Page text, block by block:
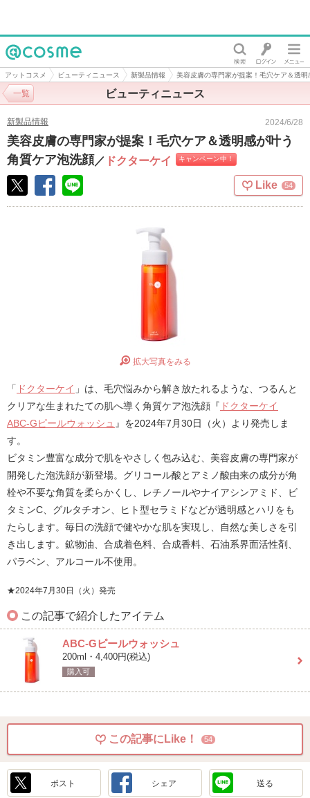
@cosme
アットコスメ ビューティニュース 新製品情報 美容皮膚の専門家が提案！毛穴ケア＆透
ビューティニュース
一覧
新製品情報 2024/6/28
美容皮膚の専門家が提案！毛穴ケア＆透明感が叶う
角質ケア泡洗顔／ ドクターケイ キャンペーン中！
Like 54
拡大写真をみる
「 ドクターケイ 」は、毛穴悩みから解き放たれるような、つるんと
クリアな生まれたての肌へ導く角質ケア泡洗顔『 ドクターケイ
ABC-Gピールウォッシュ 』を2024年7月30日（火）より発売しま
す。
ビタミン豊富な成分で肌をやさしく包み込む、美容皮膚の専門家が
開発した泡洗顔が新登場。グリコール酸とアミノ酸由来の成分が角
栓や不要な角質を柔らかくし、レチノールやナイアシンアミド、ビ
タミンC、グルタチオン、ヒト型セラミドなどが透明感とハリをも
たらします。毎日の洗顔で健やかな肌を実現し、自然な美しさを引
き出します。鉱物油、合成着色料、合成香料、石油系界面活性剤、
パラベン、アルコール不使用。
★2024年7月30日（火）発売
この記事で紹介したアイテム
ABC-Gピールウォッシュ
200ml・4,400円(税込)
購入可
この記事にLike！ 54
ポスト シェア 送る